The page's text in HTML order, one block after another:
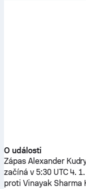
O události
Zápas Alexander
začíná v 5:30 UTC 4.
proti Vinayak Sharma